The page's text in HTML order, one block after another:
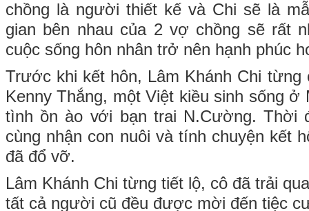
chồng là người thiết kế và Chi sẽ là
gian bên nhau của 2 vợ chồng sẽ rất
cuộc sống hôn nhân trở nên hạnh phúc
Trước khi kết hôn, Lâm Khánh Chi từng
Kenny Thắng, một Việt kiều sinh sống ở
tình ồn ào với bạn trai N.Cường. Thời
cùng nhận con nuôi và tính chuyện kết
đã đổ vỡ.
Lâm Khánh Chi từng tiết lộ, cô đã trải
tất cả người cũ đều được mời đến tiệc